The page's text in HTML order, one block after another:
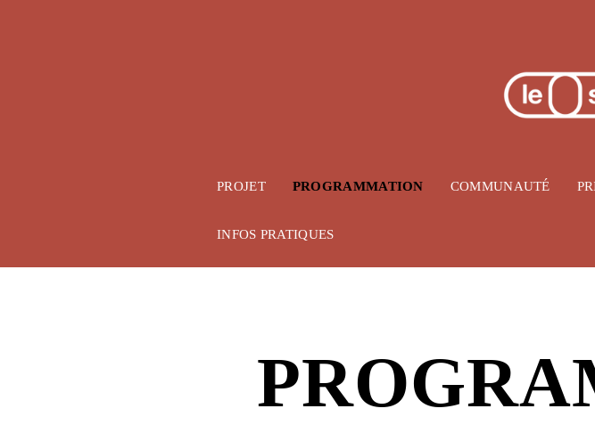
PROJET PROGRAMMATION COMMUNAUTÉ
INFOS PRATIQUES